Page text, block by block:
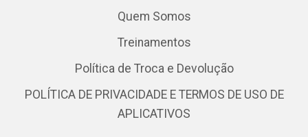
Quem Somos
Treinamentos
Política de Troca e Devolução
POLÍTICA DE PRIVACIDADE E TERMOS DE USO DE
APLICATIVOS